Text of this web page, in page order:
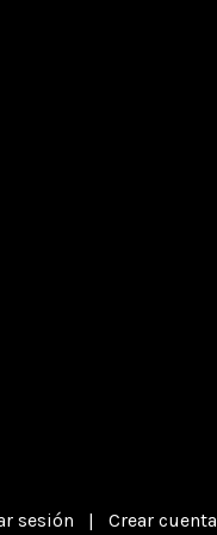
sesión | Crear cuenta